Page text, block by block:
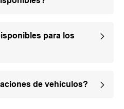
para los
de vehículos?